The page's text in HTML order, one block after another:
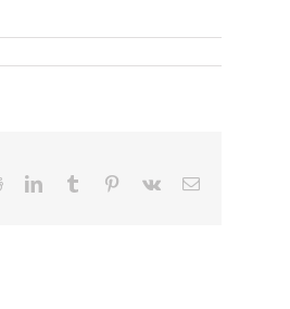
RedditLinkedInTumblr Pinterest
Vk
Correo